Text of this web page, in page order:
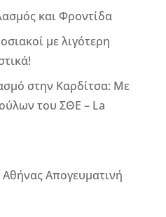
και Φροντίδα
με λιγότερη
στην Καρδίτσα: Με
του ΣΘΕ – La
Απογευματινή